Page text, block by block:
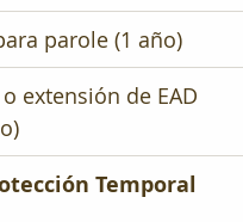
parole (1 año)
extensión de EAD
Temporal